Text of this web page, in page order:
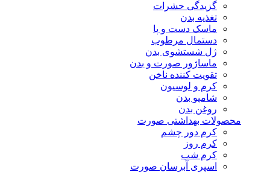
گزیدگی حشرات
تغذیه بدن
ماسک دست و پا
دستمال مرطوب
ژل شستشوی بدن
ماساژور صورت و بدن
تقویت کننده ناخن
کرم و لوسیون
شامپو بدن
روغن بدن
محصولات بهداشتی صورت
کرم دور چشم
کرم روز
کرم شب
اسپری آبرسان صورت